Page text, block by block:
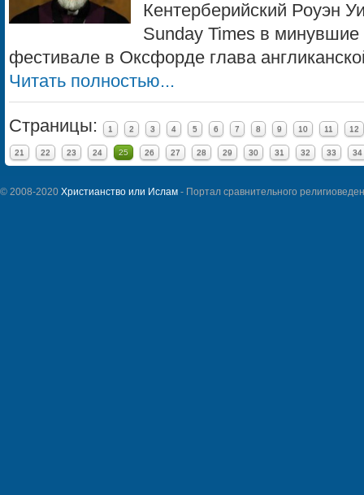
Кентерберийский Роуэн
Sunday Times в
фестивале в Оксфорде глава
Читать полностью...
Страницы: 1 2 3 4 5 6 7 8 9 10 11 12
21 22 23 24 25 26 27 28 29 30 31 32 33 34
© 2008-2020 Христианство или Ислам - Портал сравнительного